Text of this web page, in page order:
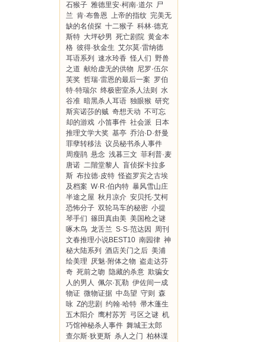
石猴子 雅德里安·柯南·道尔 尸
兰 肯·布鲁恩 上帝的指纹 完美无
缺的名侦探 十二猴子 科林·德克
斯特 大坪砂男 死亡剧院 黄金本
格 彼得·狄金生 艾尔莫·雷纳德
耳语系列
速水玲香 怪人们 野兽
之道 献给虚无的供物 尼罗·伍尔
芙奖 哲瑞·雷恩的最后一案 罗伯
特·特瑞尔 终极密室杀人法则
水
谷准 暗黑杀人耳语 独眼猴 研究
斯宾诺莎的贼 奇想天动 不可忘
却的游戏 小笛事件 社会派
日本
推理文学大奖 基亭 乔治·D·舒曼
罪孽转移法 议员秘书杀人事件
周瘦鹃 悬念 浅暮三文 菲利普·麦
唐诺 二階堂黎人 盲侦探卡拉多
斯 布拉德·皮特 怪盗罗宾之古埃
及档案 W·R·伯内特 暴风雪山庄
半途之屋 秋月凉介 安贝托·艾柯
恐怖分子 双轮马车的秘密 小提
琴手们 篠田真由美 美国枪之谜
啄木鸟 龙舌兰 S·S·范达因
周刊
文春推理小说BEST10 南园律 神
秘大陆系列
酒店关门之后 美浦
绘美理 厌魅·附体之物 盗走达芬
奇 死前之吻 隐藏的杀意 欺骗女
人的男人 佩尔·瓦勒 伊佐间一成
物证 微物证据 中岛望 守则
森
咏 Z的悲剧 约翰·哈特 帚木蓬生
五木阳介 鹰村苏芳 弓区之谜 机
巧馆神秘杀人事件 舞城王太郎
查尔斯·狄更斯 杀人之门 柏林谍